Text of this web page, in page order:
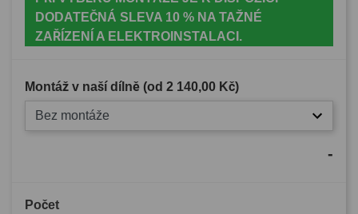
DODATEČNÁ SLEVA 10 % NA TAŽNÉ
ZAŘÍZENÍ A ELEKTROINSTALACI.
Montáž v naší dílně (od 2 140,00 Kč)
Bez montáže
-
Počet